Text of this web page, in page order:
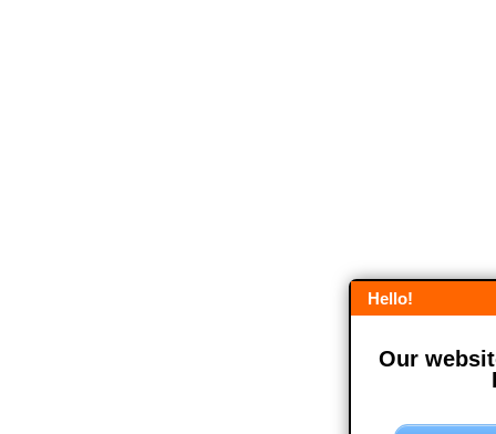
Hello!
Our